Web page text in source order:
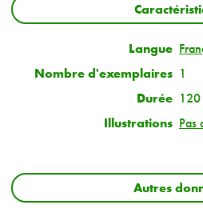
Langue
Nombre d'exemplaires 1
Durée 120
Illustrations Pas
Autres